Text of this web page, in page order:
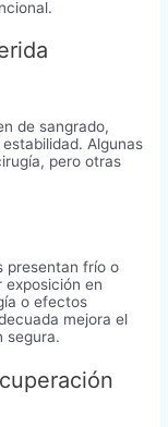
de sangrado,
Algunas
pero otras
presentan frío o
exposición en
o efectos
mejora el
segura.